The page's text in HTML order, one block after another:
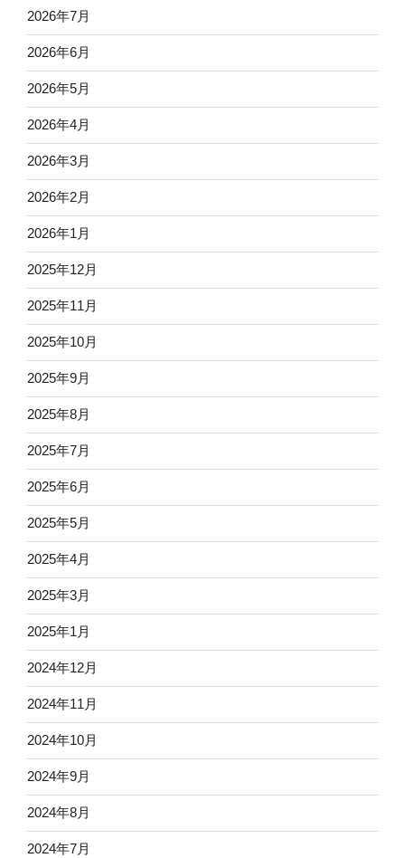
2026年7月
2026年6月
2026年5月
2026年4月
2026年3月
2026年2月
2026年1月
2025年12月
2025年11月
2025年10月
2025年9月
2025年8月
2025年7月
2025年6月
2025年5月
2025年4月
2025年3月
2025年1月
2024年12月
2024年11月
2024年10月
2024年9月
2024年8月
2024年7月